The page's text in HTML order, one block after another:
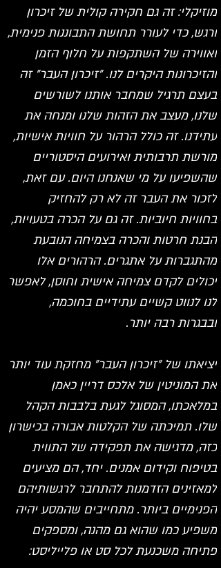
מוזיקלי: זה גם חקירה קולית של זיכרון
ורגש, כדי לעורר תחושת התבוננות פנימית,
ואווירה של השתקפות על חלוף הזמן
והזיכרונות היקרים לנו. "זיכרון העבר" זה
בעצם תרגיל שמחבר אותנו לשורשים
שלנו, מעצב את הזהות שלנו ומנחה את
עתידנו. זה כולל הרהור על חוויות אישיות,
מורשת תרבותית ואירועים היסטוריים
שהשפיעו על מי שאנחנו היום. עם זאת,
לזכור את העבר זה לא רק להחזיק
בחוויות חיוביות. זה גם על הכרה בטעויות,
הבנת חרטות והכרה בצמיחה הנובעת
מהתגברות על אתגרים. הרהורים אלו
יכולים לקדם צמיחה אישית וחוסן, לאפשר
לנו לנווט קשיים עתידיים בחוכמה,
ובבגרות רבה יותר.
יציאתו של "זיכרון העבר" מחזקת עוד יותר
את המוניטין של אלכס דריין כאמן
במלאכתו, המסוגל לגעת בלבבות הקהל
שלו. תמיכתה של הקלטות אבורה בכישרון
כזה, מדגישה את תפקידה של התווית
בטיפוח וקידום אמנים. יחד, הם מציעים
למאזינים הזדמנות להתחבר לרגשותיהם
הפנימיים ביותר. מתחייבים שהמסע יהיה
משפיע כמו שהוא גם מהנה, ומספקים
פתיחה משכנעת לכל סט או פלייליסט: